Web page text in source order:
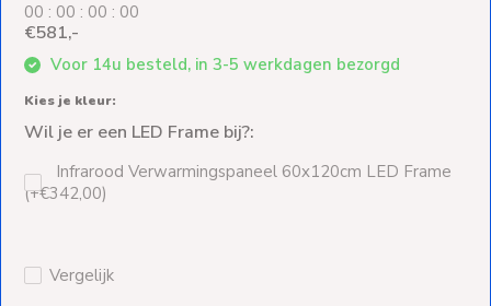
Klantenservice
Contact
00 : 00 : 00 : 00
€581,-
Voor 14u besteld, in 3-5 werkdagen bezorgd
Kies je kleur:
Wil je er een LED Frame bij?:
Infrarood Verwarmingspaneel 60x120cm LED Frame
(+€342,00)
Vergelijk